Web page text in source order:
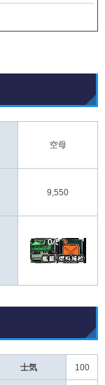
空母
9,550
士気 100